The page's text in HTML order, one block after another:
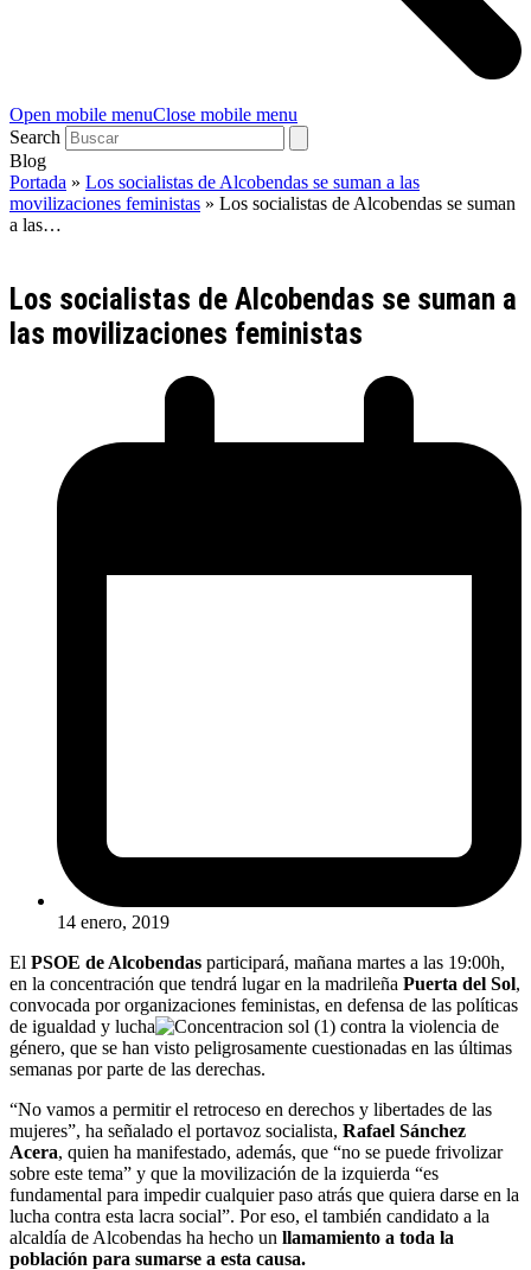
Open mobile menuClose mobile menu
Search
Blog
Portada » Los socialistas de Alcobendas se suman a las
movilizaciones feministas » Los socialistas de Alcobendas se suman
a las…
Los socialistas de Alcobendas se suman a
las movilizaciones feministas
14 enero, 2019
El PSOE de Alcobendas participará, mañana martes a las 19:00h,
en la concentración que tendrá lugar en la madrileña Puerta del Sol,
convocada por organizaciones feministas, en defensa de las políticas
de igualdad y lucha
contra la violencia de
género, que se han visto peligrosamente cuestionadas en las últimas
semanas por parte de las derechas.
“No vamos a permitir el retroceso en derechos y libertades de las
mujeres”, ha señalado el portavoz socialista, Rafael Sánchez
Acera, quien ha manifestado, además, que “no se puede frivolizar
sobre este tema” y que la movilización de la izquierda “es
fundamental para impedir cualquier paso atrás que quiera darse en la
lucha contra esta lacra social”. Por eso, el también candidato a la
alcaldía de Alcobendas ha hecho un llamamiento a toda la
población para sumarse a esta causa.